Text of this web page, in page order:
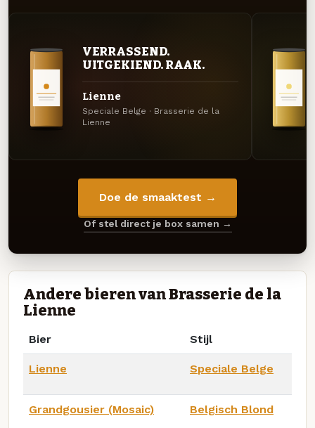
VERRASSEND.
UITGEKIEND. RAAK.
Lienne
Speciale Belge · Brasserie de la
Lienne
Doe de smaaktest →
Of stel direct je box samen →
Andere bieren van Brasserie de la
Lienne
Bier Stijl
Lienne Speciale Belge
Grandgousier (Mosaic) Belgisch Blond